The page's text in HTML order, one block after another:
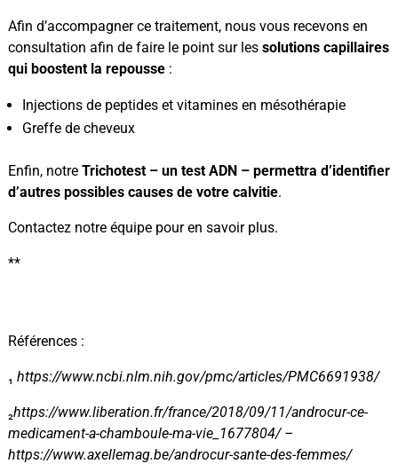
Afin d’accompagner ce traitement, nous vous recevons en
consultation afin de faire le point sur les solutions capillaires
qui boostent la repousse:
Injections de peptides et vitamines en mésothérapie
Greffe de cheveux
Enfin, notre Trichotest – un test ADN – permettra d’identifier
d’autres possibles causes de votre calvitie.
Contactez notre équipe pour en savoir plus.
**
Références :
₁ https://www.ncbi.nlm.nih.gov/pmc/articles/PMC6691938/
₂https://www.liberation.fr/france/2018/09/11/androcur-ce-
medicament-a-chamboule-ma-vie_1677804/ –
https://www.axellemag.be/androcur-sante-des-femmes/